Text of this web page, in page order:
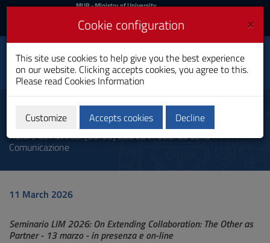
Skip
Content
to
site
Go
Footer
MIUR
Login
MUR- Ministry of University
Login UniCA News
Toggle
navigation
University of
Cagliari
Communication
Autore dell'avviso: [30/35] Laurea in Scienze della
Comunicazione
11 March 2026
Seminario LIM 2026: On Extending Collaboration: The Other as
Partner - 13 marzo - in presenza e on-line
×
Cookie configuration
This site use cookies to help give you the best experience
on our website. Clicking accepts cookies, you agree to this.
Please read Cookies Information
Customize Accepts cookies Decline